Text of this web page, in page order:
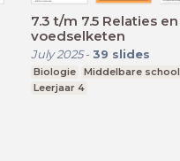
7.3 t/m 7.5 Relaties en
voedselketen
July 2025- 39 slides
Biologie Middelbare school
Leerjaar 4